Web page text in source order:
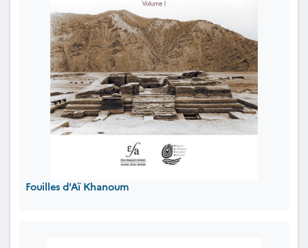
Fouilles d'Aï Khanoum